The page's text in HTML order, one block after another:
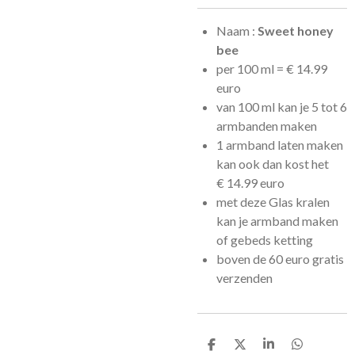
Naam : Sweet honey
bee
per 100 ml = € 14.99
euro
van 100 ml kan je 5 tot 6
armbanden maken
1 armband laten maken
kan ook dan kost het
€ 14.99 euro
met deze Glas kralen
kan je armband maken
of gebeds ketting
boven de 60 euro gratis
verzenden
D
D
S
D